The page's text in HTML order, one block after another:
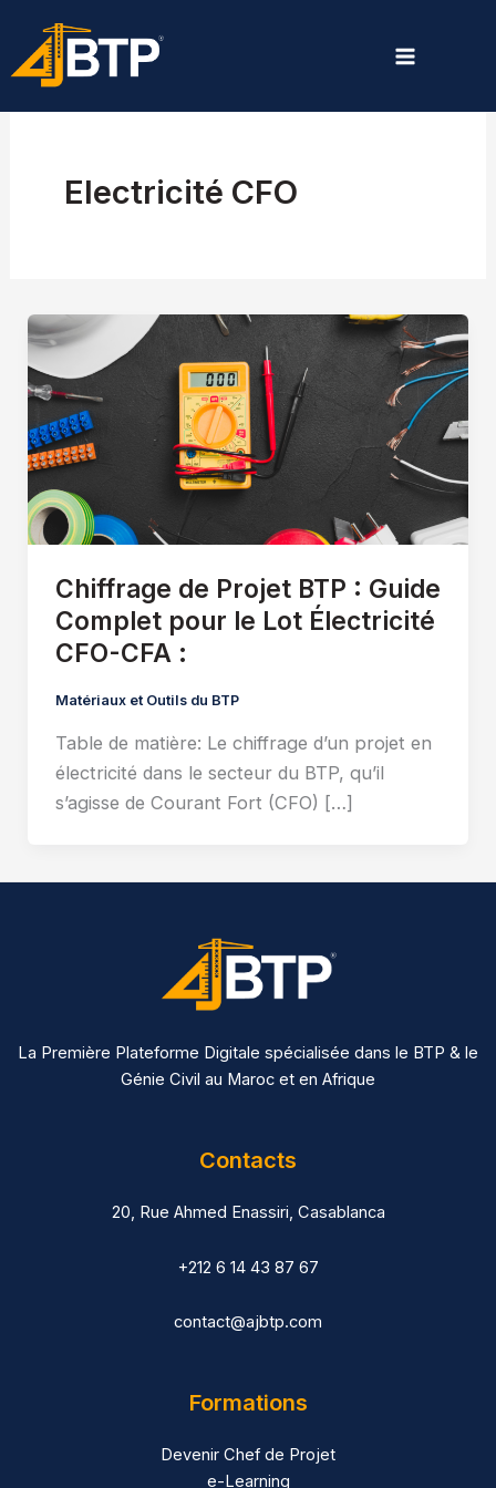
contenu
Electricité CFO
Chiffrage de Projet BTP : Guide
Complet pour le Lot Électricité
CFO-CFA :
Matériaux et Outils du BTP
Table de matière: Le chiffrage d’un projet en
électricité dans le secteur du BTP, qu’il
s’agisse de Courant Fort (CFO) […]
La Première Plateforme Digitale spécialisée dans le BTP & le
Génie Civil au Maroc et en Afrique
Contacts
20, Rue Ahmed Enassiri, Casablanca
+212 6 14 43 87 67
contact@ajbtp.com
Formations
Devenir Chef de Projet
e-Learning